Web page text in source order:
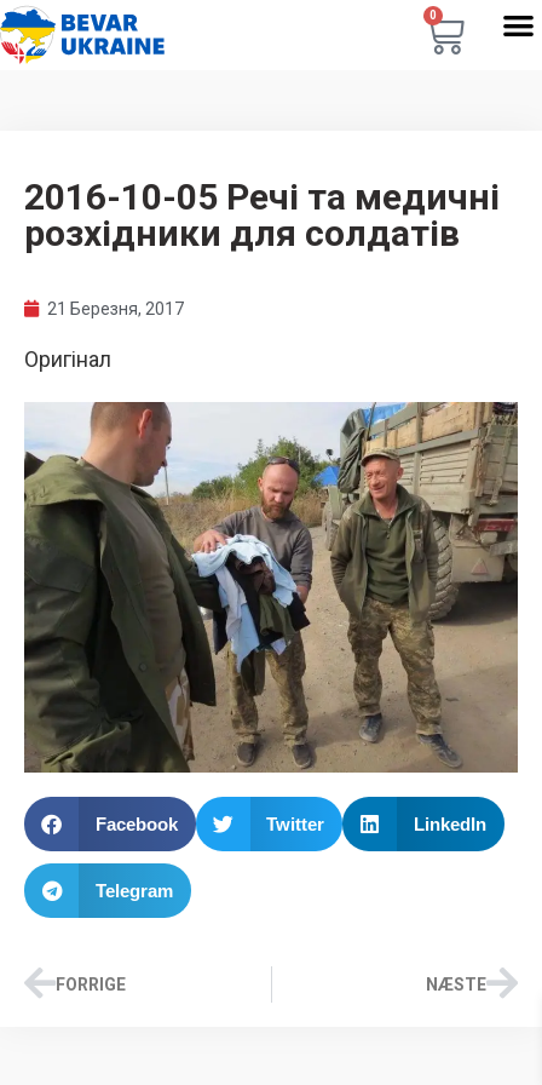
0
2016-10-05 Речі та медичні
розхідники для солдатів
21 Березня, 2017
Оригінал
Facebook Twitter LinkedIn
Telegram
FORRIGE NÆSTE